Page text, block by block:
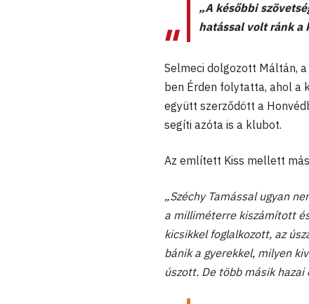
„A későbbi
hatással volt ránk a
Selmeci dolgozott Máltán,
ben Érden folytatta, ahol a
együtt szerződött a
segíti azóta is a klubot.
Az említett Kiss mellett
„Széchy Tamással ugyan
a milliméterre kiszámított
kicsikkel foglalkozott, az
bánik a gyerekkel, milyen
úszott. De több másik